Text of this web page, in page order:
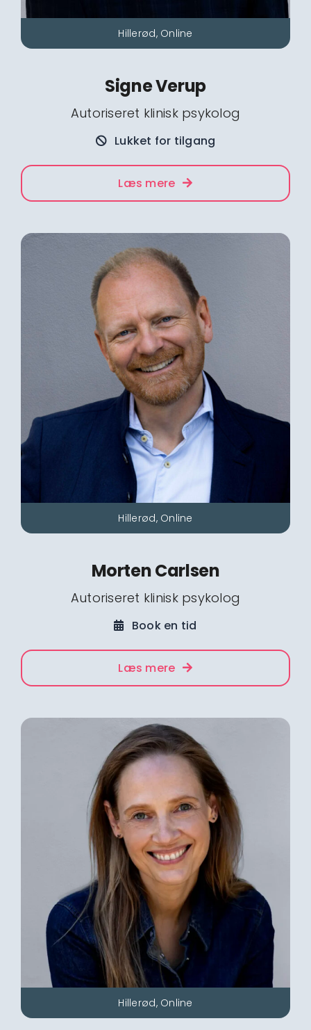
Hillerød, Online
Signe Verup
Autoriseret klinisk psykolog
Lukket for tilgang
Læs mere
Hillerød, Online
Morten Carlsen
Autoriseret klinisk psykolog
Book en tid
Læs mere
Hillerød, Online